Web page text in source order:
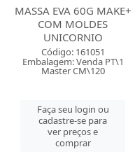
MASSA EVA 60G MAKE+
COM MOLDES
UNICORNIO
Código: 161051
Embalagem: Venda PT\1
Master CM\120
Faça seu login ou
cadastre-se para
ver preços e
comprar